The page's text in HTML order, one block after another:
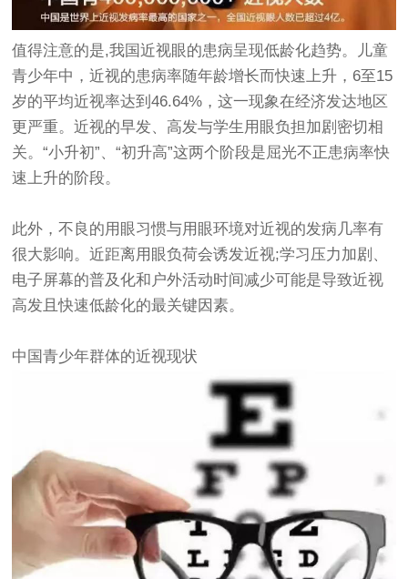
值得注意的是,我国近视眼的患病呈现低龄化趋势。儿童
青少年中，近视的患病率随年龄增长而快速上升，6至15
岁的平均近视率达到46.64%，这一现象在经济发达地区
更严重。近视的早发、高发与学生用眼负担加剧密切相
关。“小升初”、“初升高”这两个阶段是屈光不正患病率快
速上升的阶段。
此外，不良的用眼习惯与用眼环境对近视的发病几率有
很大影响。近距离用眼负荷会诱发近视;学习压力加剧、
电子屏幕的普及化和户外活动时间减少可能是导致近视
高发且快速低龄化的最关键因素。
中国青少年群体的近视现状